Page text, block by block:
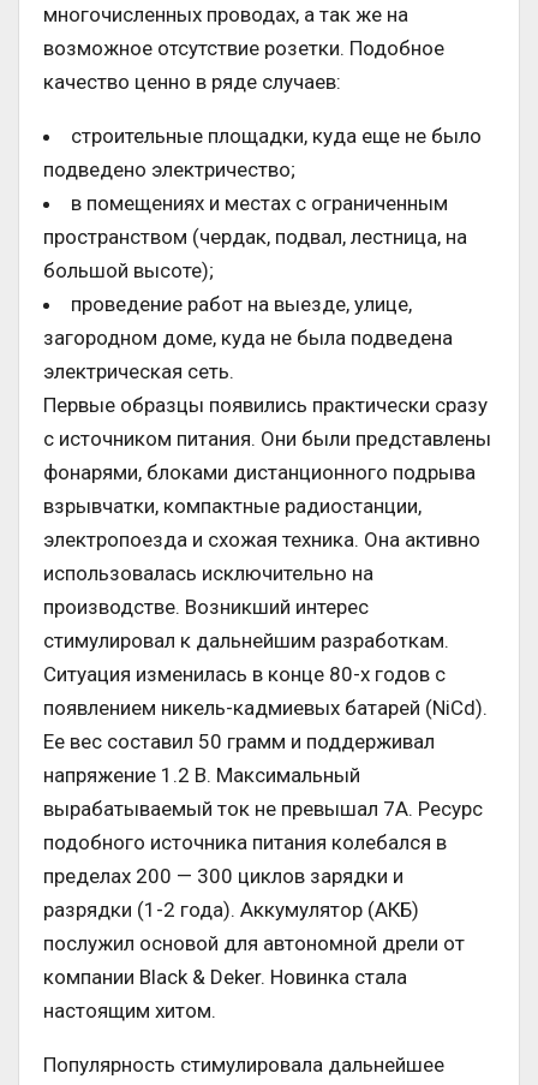
многочисленных проводах, а так же на
возможное отсутствие розетки. Подобное
качество ценно в ряде случаев:
строительные площадки, куда еще не было
подведено электричество;
в помещениях и местах с ограниченным
пространством (чердак, подвал, лестница, на
большой высоте);
проведение работ на выезде, улице,
загородном доме, куда не была подведена
электрическая сеть.
Первые образцы появились практически сразу
с источником питания. Они были представлены
фонарями, блоками дистанционного подрыва
взрывчатки, компактные радиостанции,
электропоезда и схожая техника. Она активно
использовалась исключительно на
производстве. Возникший интерес
стимулировал к дальнейшим разработкам.
Ситуация изменилась в конце 80-х годов с
появлением никель-кадмиевых батарей (NiCd).
Ее вес составил 50 грамм и поддерживал
напряжение 1.2 В. Максимальный
вырабатываемый ток не превышал 7А. Ресурс
подобного источника питания колебался в
пределах 200 — 300 циклов зарядки и
разрядки (1-2 года). Аккумулятор (АКБ)
послужил основой для автономной дрели от
компании Black & Deker. Новинка стала
настоящим хитом.
Популярность стимулировала дальнейшее